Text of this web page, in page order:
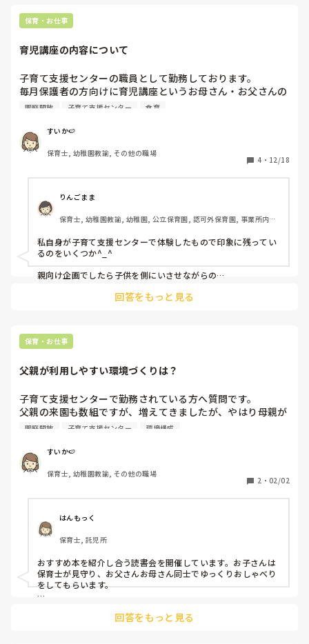
保育・お仕事
育児講座の内容について
子育て支援センターの職員として勤務しております。
毎月保護者の方向けに育児講座というお母さん・お父さんの
為になるような講座を開催する事になっているのですが、自
・絵の具遊び
・小麦粉粘土
・ピクニック　等は行いました。
毎月講師の方を呼べる訳でもなく、クッキング等の食事が伴
う事も園から禁止されております。
他にはどんな物があるのか、他の支援センター等の予定表を
ホームページで調べたり、市の広報誌に載っている親子に役
立つような記事を見たりしているのですが、
・おもちゃ病院（手先が不器用過ぎて…）
・編み物（気になってはいますが、まだ未修得）
不器用でも子育て経験がなくてもお家の人の為になるような
事を身に着けたいのですがどんな事があるでしょうか。
新聞紙遊び
パパの会　等も考えてます。
園庭開放 子育て支援センター 食育
すいか🍉
保育士, 幼稚園教諭, その他の職場
4 ・ 12/18
りんごまま
保育士, 幼稚園教諭, 幼稚園, 公立保育園, 認可外保育園, 事業所内保
私自身が子育て支援センターで体験したもので印象に残ってい
るのをいくつか^_^
親向け企画でしたら子供を側にいさせながらの
親子で一緒に参加であれば
・英語の先生と遊ぼう
・映画上映会
参考になれば☆
回答をもっと見る
保育・お仕事
父親が利用しやすい環境づくりは？
子育て支援センターで勤務されている方へ質問です。
父親の来園も数組ですが、増えてきましたが、やはり母親が
利用する場という雰囲気がまだ強く、気まずそうな様子で
をされましたか？
今取り組んでいるのは
父親デイのような日を作り、身体を動かすイベントをする。
掲示物も父親が見やすいような印象の物にする
ソファ等のくつろげる場所を用意する
などです。
園庭開放 子育て支援センター 環境構成
すいか🍉
保育士, 幼稚園教諭, その他の職場
2 ・ 02/02
はんもっく
保育士, 託児所
おすすめ本を紹介し合う読書会を開催しています。お子さんは
保育士が見守り、お父さんお母さん同士でゆっくりおしゃべり
をしてもらいます。
で、お父さんが一人でも居心地が悪いということはなさそうで
回答をもっと見る